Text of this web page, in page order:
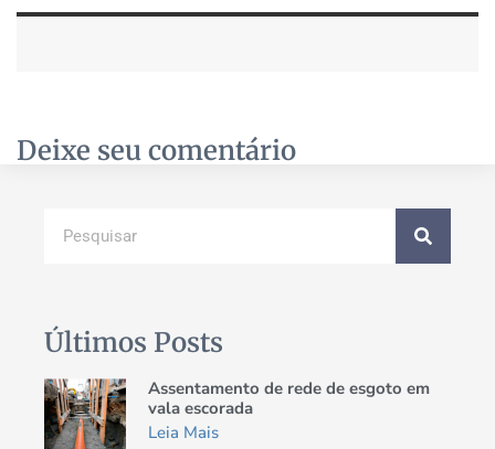
Deixe seu comentário
Últimos Posts
Assentamento de rede de esgoto em
vala escorada
Leia Mais